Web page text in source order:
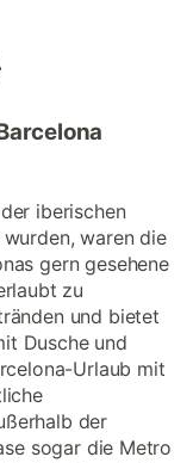
iberischen
waren die
gern gesehene
zu
und bietet
Dusche und
Urlaub mit
der
sogar die Metro